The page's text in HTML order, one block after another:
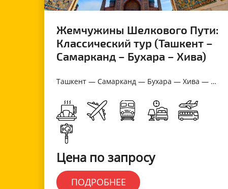
Жемчужины Шелкового Пути:
Классический тур (Ташкент –
Самарканд – Бухара – Хива)
Ташкент — Самарканд — Бухара — Хива — Ташкент
Цена по запросу
ПОДРОБНЕЕ